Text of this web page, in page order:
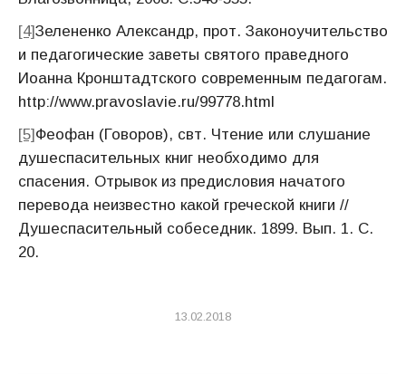
[4]Зелененко Александр, прот. Законоучительство
и педагогические заветы святого праведного
Иоанна Кронштадтского современным педагогам.
http://www.pravoslavie.ru/99778.html
[5]Феофан (Говоров), свт. Чтение или слушание
душеспасительных книг необходимо для
спасения. Отрывок из предисловия начатого
перевода неизвестно какой греческой книги //
Душеспасительный собеседник. 1899. Вып. 1. С.
20.
13.02.2018